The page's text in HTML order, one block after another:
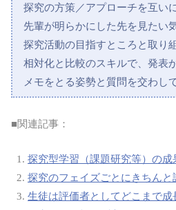
探究の方策／アプローチを互い
先輩が明らかにした先を見たい
探究活動の目指すところと取り
相対化と比較のスキルで、発表
メモをとる姿勢と質問を交わし
■関連記事：
探究型学習（課題研究等）の
探究のフェイズごとにきちんと
生徒は評価者としてどこまで成